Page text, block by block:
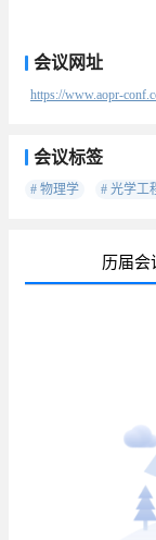
会议网址
https://www.aopr-
会议标签
# 物理学 # 光学工
历届会